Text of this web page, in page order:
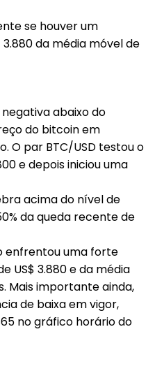
se houver um
da média móvel de
abaixo do
do bitcoin em
O par BTC/USD testou o
e depois iniciou uma
acima do nível de
da queda recente de
enfrentou uma forte
US$ 3.880 e da média
Mais importante ainda,
de baixa em vigor,
no gráfico horário do